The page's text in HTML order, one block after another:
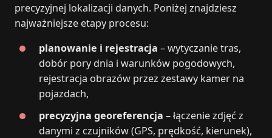
precyzyjnej lokalizacji danych. Poniżej znajdziesz
najważniejsze etapy procesu:
planowanie i rejestracja – wytyczanie tras,
dobór pory dnia i warunków pogodowych,
rejestracja obrazów przez zestawy kamer na
pojazdach,
precyzyjna georeferencja – łączenie zdjęć z
danymi z czujników (GPS, prędkość, kierunek),